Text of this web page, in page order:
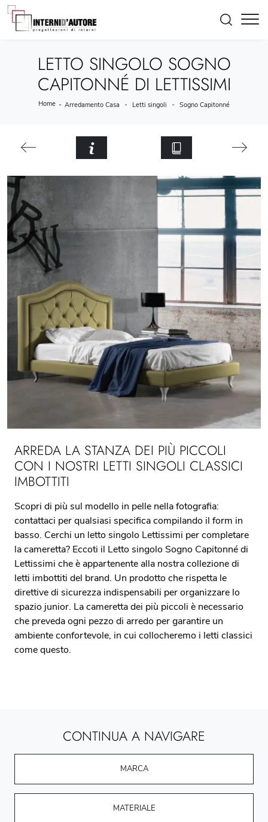
LETTO SINGOLO SOGNO
CAPITONNÉ DI LETTISSIMI
Home - Arredamento Casa - Letti singoli - Sogno Capitonné
ARREDA LA STANZA DEI PIÙ PICCOLI
CON I NOSTRI LETTI SINGOLI CLASSICI
IMBOTTITI
Scopri di più sul modello in pelle nella fotografia:
contattaci per qualsiasi specifica compilando il form in
basso. Cerchi un letto singolo Lettissimi per completare
la cameretta? Eccoti il Letto singolo Sogno Capitonné di
Lettissimi che è appartenente alla nostra collezione di
letti imbottiti del brand. Un prodotto che rispetta le
direttive di sicurezza indispensabili per organizzare lo
spazio junior. La cameretta dei più piccoli è necessario
che preveda ogni pezzo di arredo per garantire un
ambiente confortevole, in cui collocheremo i letti classici
come questo.
CONTINUA A NAVIGARE
MARCA
MATERIALE